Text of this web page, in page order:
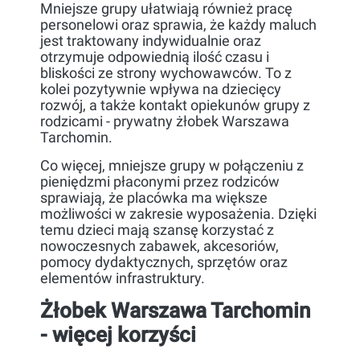
Mniejsze grupy ułatwiają również pracę
personelowi oraz sprawia, że każdy maluch
jest traktowany indywidualnie oraz
otrzymuje odpowiednią ilość czasu i
bliskości ze strony wychowawców. To z
kolei pozytywnie wpływa na dziecięcy
rozwój, a także kontakt opiekunów grupy z
rodzicami - prywatny żłobek Warszawa
Tarchomin.
Co więcej, mniejsze grupy w połączeniu z
pieniędzmi płaconymi przez rodziców
sprawiają, że placówka ma większe
możliwości w zakresie wyposażenia. Dzięki
temu dzieci mają szansę korzystać z
nowoczesnych zabawek, akcesoriów,
pomocy dydaktycznych, sprzętów oraz
elementów infrastruktury.
Żłobek Warszawa Tarchomin
- więcej korzyści